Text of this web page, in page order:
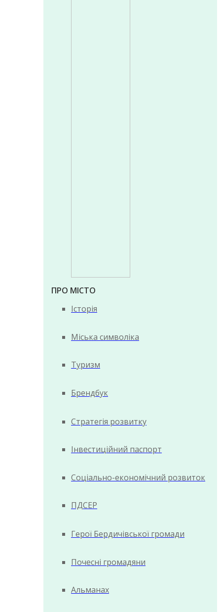
ПРО МІСТО
Історія
Міська символіка
Туризм
Брендбук
Стратегія розвитку
Інвестиційний паспорт
Соціально-економічний розвиток
ПДСЕР
Герої Бердичівської громади
Почесні громадяни
Альманах